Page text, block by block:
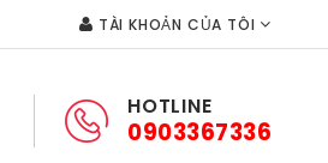
TÀI KHOẢN CỦA TÔI
HOTLINE
0903367336